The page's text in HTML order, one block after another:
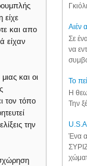
είχε
και απο
είχαν
και οι
τον τόπο
την
Aιέν
Σε
να
Το
Η
Την
Ένα